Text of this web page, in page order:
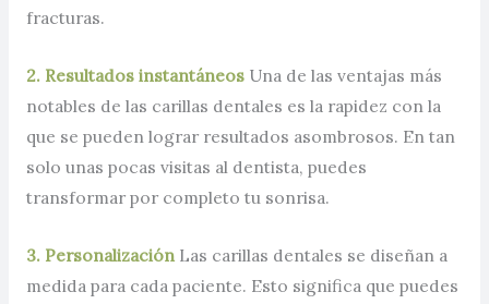
fracturas.
2. Resultados instantáneosUna de las ventajas más
notables de las carillas dentales es la rapidez con la
que se pueden lograr resultados asombrosos. En tan
solo unas pocas visitas al dentista, puedes
transformar por completo tu sonrisa.
3. PersonalizaciónLas carillas dentales se diseñan a
medida para cada paciente. Esto significa que puedes